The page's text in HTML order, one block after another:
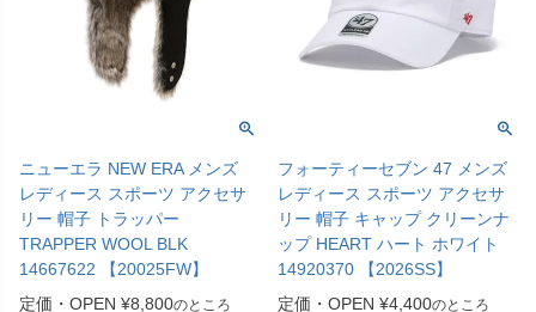
ニューエラ NEW ERA メンズ
レディース スポーツ アクセサ
リー 帽子 トラッパー
TRAPPER WOOL BLK
14667622 【20025FW】
定価・OPEN ¥8,800のところ
フォーティーセブン 47 メンズ
レディース スポーツ アクセサ
リー 帽子 キャップ クリーンナ
ップ HEART ハート ホワイト
14920370 【2026SS】
定価・OPEN ¥4,400のところ